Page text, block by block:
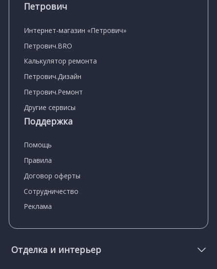
Петрович
Интернет-магазин «Петрович»
Петрович.BRO
Калькулятор ремонта
Петрович.Дизайн
Петрович.Ремонт
Другие сервисы
Поддержка
Помощь
Правила
Договор оферты
Сотрудничество
Реклама
Отделка и интерьер